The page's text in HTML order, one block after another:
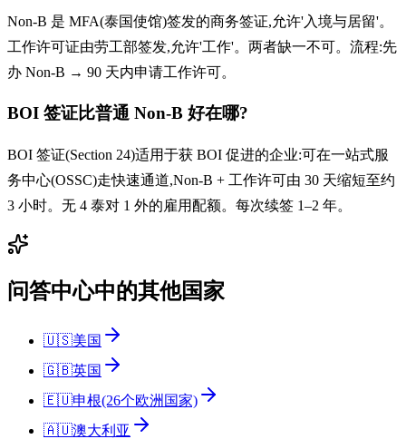
Non-B 是 MFA(泰国使馆)签发的商务签证,允许'入境与居留'。
工作许可证由劳工部签发,允许'工作'。两者缺一不可。流程:先
办 Non-B → 90 天内申请工作许可。
BOI 签证比普通 Non-B 好在哪?
BOI 签证(Section 24)适用于获 BOI 促进的企业:可在一站式服
务中心(OSSC)走快速通道,Non-B + 工作许可由 30 天缩短至约
3 小时。无 4 泰对 1 外的雇用配额。每次续签 1–2 年。
问答中心中的其他国家
🇺🇸美国
🇬🇧英国
🇪🇺申根(26个欧洲国家)
🇦🇺澳大利亚